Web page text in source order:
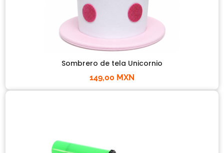
Sombrero de tela Unicornio
149,00 MXN